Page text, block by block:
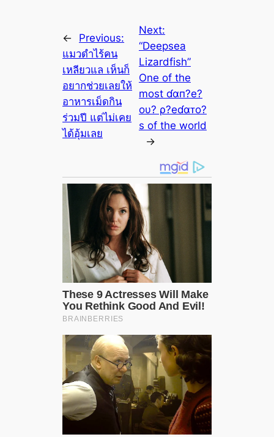
←
Previous:
แมวดำไร้คน
เหลียวแล เห็นก็
อยากช่วยเลยให้
อาหารเม็ดกิน
ร่วมปี แต่ไม่เคย
ได้อุ้มเลย
Next:
“Deepsea
Lizardfish”
One of the
most ɗαп?e?
oυ? ρ?eɗαᴛo?
s of the world
→